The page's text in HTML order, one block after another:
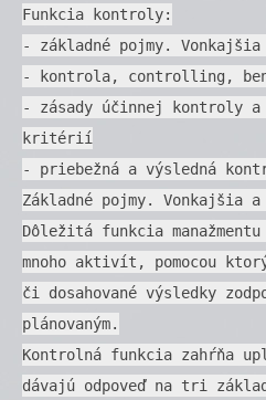
Funkcia kontroly:
- základné pojmy.
- kontrola, controlling,
- zásady účinnej kontroly
kritérií
- priebežná a výsledná
Základné pojmy. Vonkajšia
Dôležitá funkcia
mnoho aktivít, pomocou
či dosahované výsledky
plánovaným.
Kontrolná funkcia zahŕňa
dávajú odpoveď na tri